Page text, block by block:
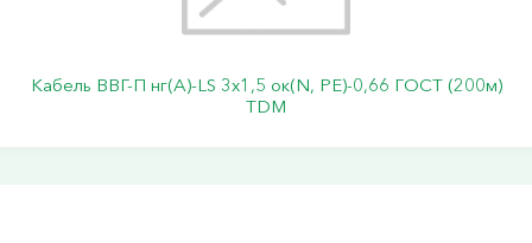
Кабель ВВГ-П нг(А)-LS 3х1,5 ок(N, PE)-0,66 ГОСТ (200м)
TDM